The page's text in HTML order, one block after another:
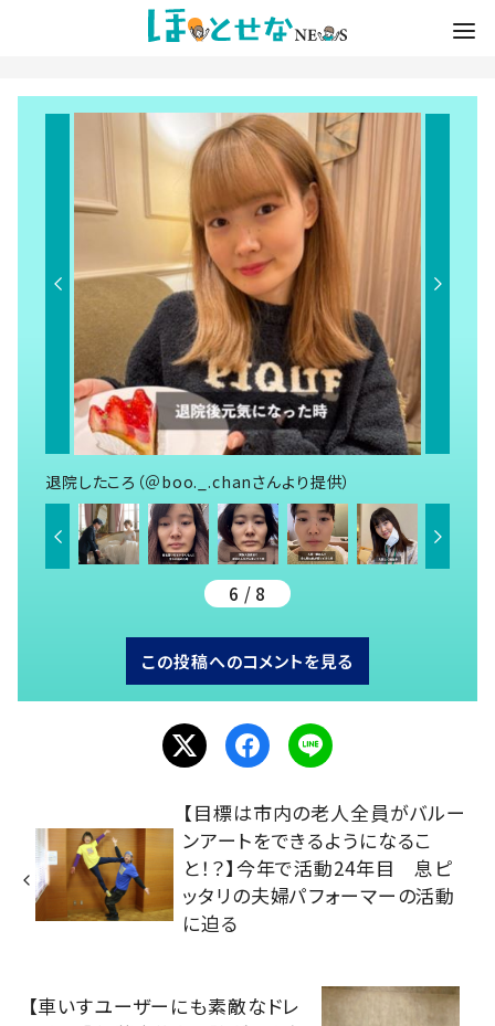
退院したころ（＠boo._.chanさんより提供）
6 / 8
この投稿へのコメントを見る
【目標は市内の老人全員がバルー
ンアートをできるようになるこ
と！？】今年で活動24年目 息ピ
ッタリの夫婦パフォーマーの活動
に迫る
【車いすユーザーにも素敵なドレ